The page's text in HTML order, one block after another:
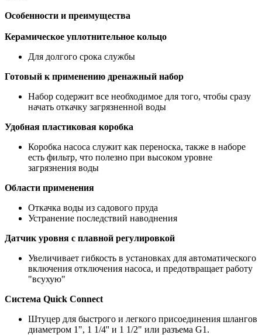
Особенности и преимущества
Керамическое уплотнительное кольцо
Для долгого срока службы
Готовый к применению дренажный набор
Набор содержит все необходимое для того, чтобы сразу
начать откачку загрязненной воды
Удобная пластиковая коробка
Коробка насоса служит как переноска, также в наборе
есть фильтр, что полезно при высоком уровне
загрязнения воды
Области применения
Откачка воды из садового пруда
Устранение последствий наводнения
Датчик уровня с плавной регулировкой
Увеличивает гибкость в установках для автоматического
включения отключения насоса, и предотвращает работу
"всухую"
Система Quick Connect
Штуцер для быстрого и легкого присоединения шлангов
диаметром 1", 1 1/4'' и 1 1/2" или разъема G1.